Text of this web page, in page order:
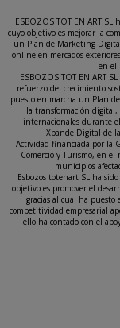
ESBOZOS TOT EN ART SL
cuyo objetivo es mejorar la
un Plan de Marketing
online en mercados
en el
ESBOZOS TOT EN ART
refuerzo del crecimiento
puesto en marcha un Plan
la transformación digital,
internacionales durante
Xpande Digital de
Actividad financiada por la
Comercio y Turismo, en el
municipios
Esbozos totenart SL ha
objetivo es promover el
gracias al cual ha
competitividad empresarial
ello ha contado con el